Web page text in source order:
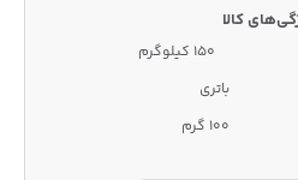
150 کیلوگرم
باتری
100 گرم